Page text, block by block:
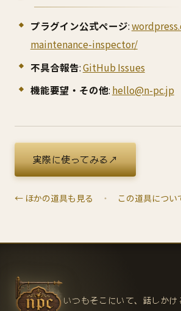
プラグイン公式ページ:
maintenance-inspector/
不具合報告:GitHub Issues
機能要望・その他: hello@n-pc.jp
実際に使ってみる↗
← ほかの道具も見る ・ この道具につ
いつもそこにいて、話しかけ